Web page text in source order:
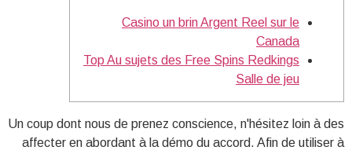
Casino un brin Argent Reel sur le
Canada
Top Au sujets des Free Spins Redkings
Salle de jeu
Un coup dont nous de prenez conscience, n'hésitez loin à des
affecter en abordant à la démo du accord. Afin de utiliser à